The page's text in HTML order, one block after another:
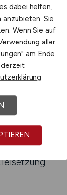
es, die
und
sich auf
nicht
im
dabei helfen,
anzubieten. Sie
Wenn Sie auf
aller
am Ende